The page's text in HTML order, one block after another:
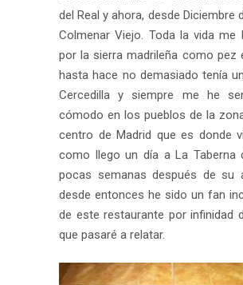
del Real y ahora, desde Diciembre
Colmenar Viejo. Toda la vida me
por la sierra madrileña como pez
hasta hace no demasiado tenía
Cercedilla y siempre me he
cómodo en los pueblos de la
centro de Madrid que es donde
como llego un día a La Taberna
pocas semanas después de su
desde entonces he sido un fan
de este restaurante por infinidad
que pasaré a relatar.